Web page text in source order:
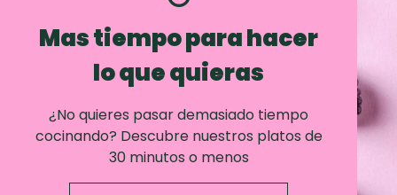
Mas tiempo para hacer
lo que quieras
¿No quieres pasar demasiado tiempo
cocinando? Descubre nuestros platos de
30 minutos o menos